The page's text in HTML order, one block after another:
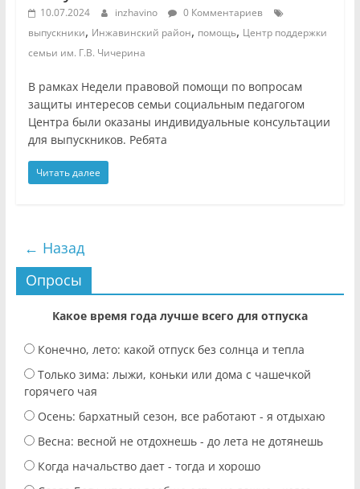
10.07.2024 inzhavino
0 Комментариев
выпускники, Инжавинский район, помощь, Центр поддержки
семьи им. Г.В. Чичерина
В рамках Недели правовой помощи по вопросам
защиты интересов семьи социальным педагогом
Центра были оказаны индивидуальные консультации
для выпускников. Ребята
Читать далее
← Назад
Опросы
Какое время года лучше всего для отпуска
Конечно, лето: какой отпуск без солнца и тепла
Только зима: лыжи, коньки или дома с чашечкой
горячего чая
Осень: бархатный сезон, все работают - я отдыхаю
Весна: весной не отдохнешь - до лета не дотянешь
Когда начальство дает - тогда и хорошо